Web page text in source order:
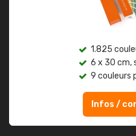
1.825
6 x 30 cm,
9 couleurs
Infos /